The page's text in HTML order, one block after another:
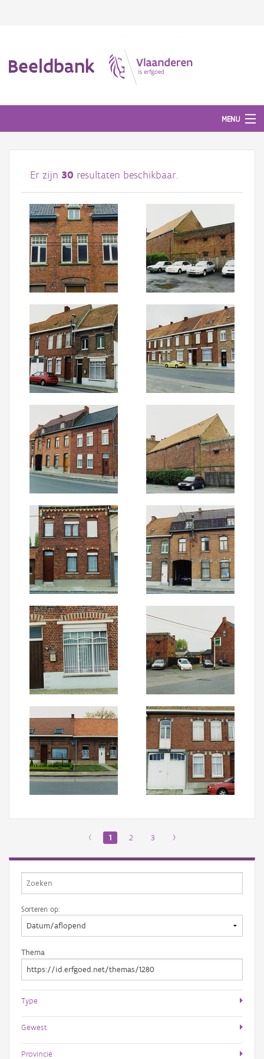
Beeldbank
MENU
Afbeeldingen
#BeeldIndeKijker
Hergebruik
Over ons
Aanmelden
Er zijn 30 resultaten beschikbaar.
‹ 1 2 3 ›
Sorteren op:
Thema
Type
Gewest
Provincie